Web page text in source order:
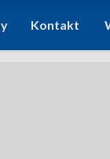
Kontakt